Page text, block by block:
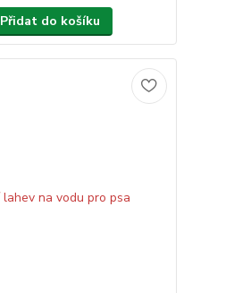
Přidat do košíku